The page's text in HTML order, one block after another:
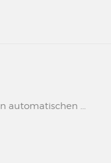
automatischen ...